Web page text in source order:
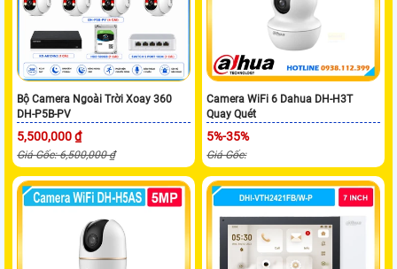
Bộ Camera Ngoài Trời Xoay 360
DH-P5B-PV
5,500,000 ₫
Giá Gốc: 6,500,000 ₫
Camera WiFi 6 Dahua DH-H3T
Quay Quét
5%-35%
Giá Gốc: